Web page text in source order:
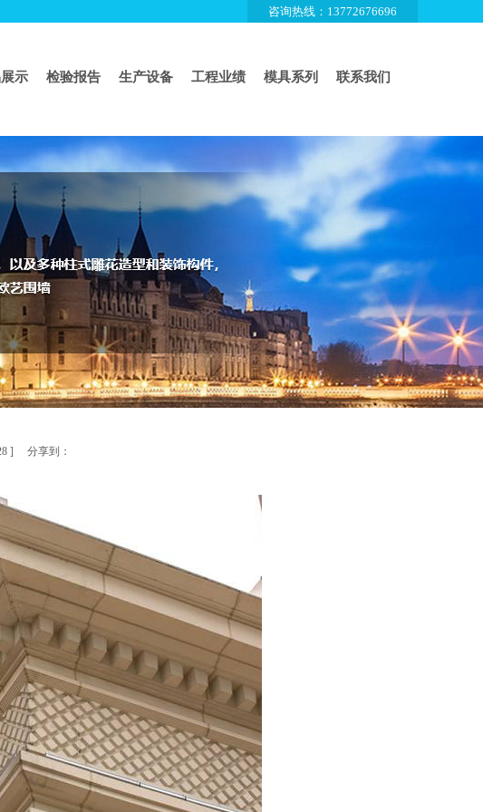
咨询热线：13772676696
示 检验报告 生产设备 工程业绩 模具系列 联系我们
业绩
] 分享到：